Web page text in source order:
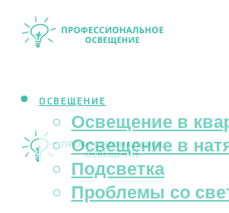
ОСВЕЩЕНИЕ
Освещение в
Освещение в
Подсветка
Проблемы со